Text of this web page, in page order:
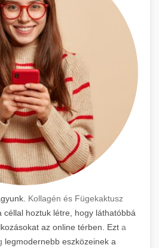
Kollagén és Fügekaktusz
céllal hoztuk létre, hogy láthatóbbá
az online térben. Ezt a
legmodernebb eszközeinek a